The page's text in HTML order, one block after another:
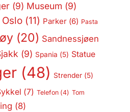
(9) Museum (9)
Oslo(11) Parker(6) Pasta
(20) Sandnessjøen
(9) Spania (5) Statue
(48) Strender(5)
(7) Telefon(4) Tom
(8)